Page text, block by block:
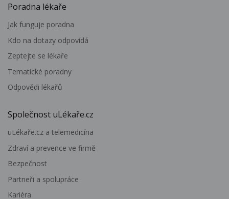
Poradna lékaře
Jak funguje poradna
Kdo na dotazy odpovídá
Zeptejte se lékaře
Tematické poradny
Odpovědi lékařů
Společnost uLékaře.cz
uLékaře.cz a telemedicína
Zdraví a prevence ve firmě
Bezpečnost
Partneři a spolupráce
Kariéra